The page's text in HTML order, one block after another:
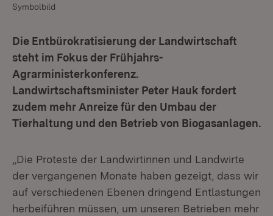
Symbolbild
Die Entbürokratisierung der Landwirtschaft
steht im Fokus der Frühjahrs-
Agrarministerkonferenz.
Landwirtschaftsminister Peter Hauk fordert
zudem mehr Anreize für den Umbau der
Tierhaltung und den Betrieb von Biogasanlagen.
„Die Proteste der Landwirtinnen und Landwirte
der vergangenen Monate haben gezeigt, dass wir
auf verschiedenen Ebenen dringend Entlastungen
herbeiführen müssen, um unseren Betrieben mehr